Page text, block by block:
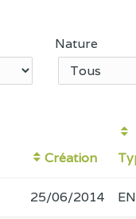
Nature
Création
25/06/2014